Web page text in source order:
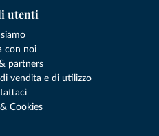
utenti
con noi
partners
vendita e di utilizzo
Cookies